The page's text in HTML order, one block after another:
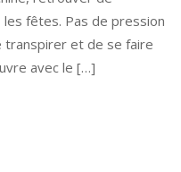
fêtes. Pas de pression
transpirer et de se faire
avec le […]